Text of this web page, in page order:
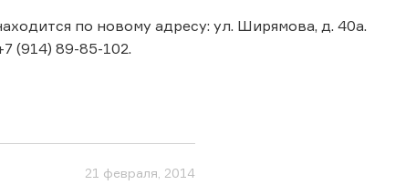
по новому адресу: ул. Ширямова, д. 40а.
(914) 89-85-102.
21 февраля, 2014